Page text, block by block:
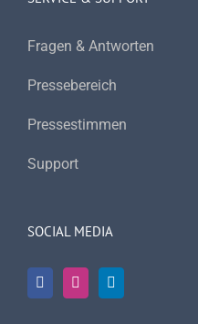
Fragen & Antworten
Pressebereich
Pressestimmen
Support
SOCIAL MEDIA